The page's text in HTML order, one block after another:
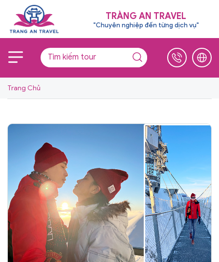
TRÀNG AN TRAVEL
"Chuyên nghiệp đến từng dịch vụ"
Trang Chủ